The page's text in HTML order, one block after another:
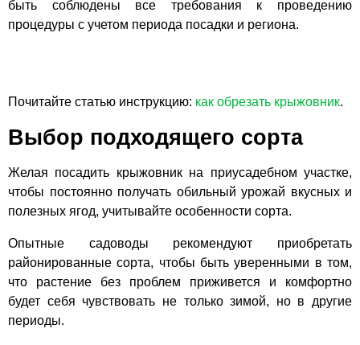
быть соблюдены все требования к проведению
процедуры с учетом периода посадки и региона.
Почитайте статью инструкцию: как обрезать крыжовник.
Выбор подходящего сорта
Желая посадить крыжовник на приусадебном участке,
чтобы постоянно получать обильный урожай вкусных и
полезных ягод, учитывайте особенности сорта.
Опытные садоводы рекомендуют приобретать
районированные сорта, чтобы быть уверенными в том,
что растение без проблем приживется и комфортно
будет себя чувствовать не только зимой, но в другие
периоды.